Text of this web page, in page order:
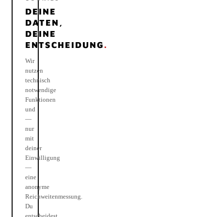
DEINE
DATEN,
DEINE
ENTSCHEIDUNG.
Wir
nutzen
technisch
notwendige
Funktionen
und
—
nur
mit
deiner
Einwilligung
—
eine
anonyme
Reichweitenmessung.
Du